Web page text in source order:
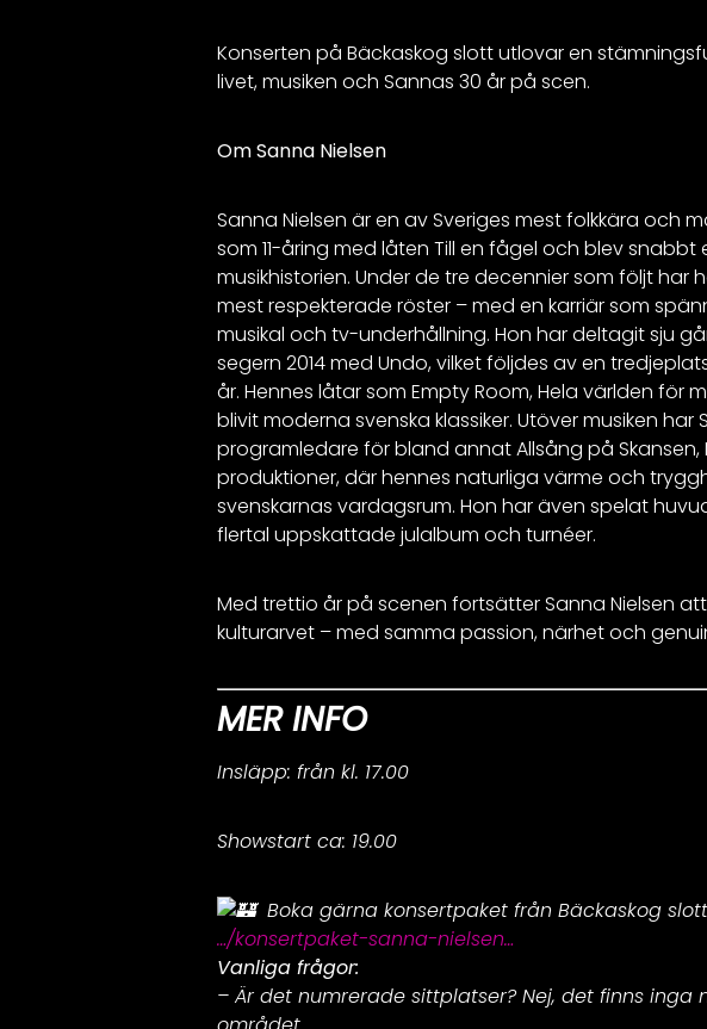
Konserten på Bäckaskog slott utlovar en
livet, musiken och Sannas 30 år på scen.
Om Sanna Nielsen
Sanna Nielsen är en av Sveriges mest folkkära och
som 11-åring med låten Till en fågel och blev snabbt
musikhistorien. Under de tre decennier som följt
mest respekterade röster – med en karriär som
musikal och tv-underhållning. Hon har deltagit sju
segern 2014 med Undo, vilket följdes av en
år. Hennes låtar som Empty Room, Hela världen för
blivit moderna svenska klassiker. Utöver musiken
programledare för bland annat Allsång på
produktioner, där hennes naturliga värme och
svenskarnas vardagsrum. Hon har även spelat
flertal uppskattade julalbum och turnéer.
Med trettio år på scenen fortsätter Sanna Nielsen
kulturarvet – med samma passion, närhet och
MER INFO
Insläpp: från kl. 17.00
Showstart ca: 19.00
Boka gärna konsertpaket från Bäckaskog
…/konsertpaket-sanna-nielsen…
Vanliga frågor:
– Är det numrerade sittplatser? Nej, det finns